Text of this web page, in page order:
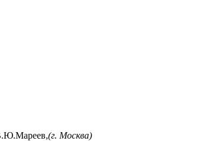
(г. Москва)